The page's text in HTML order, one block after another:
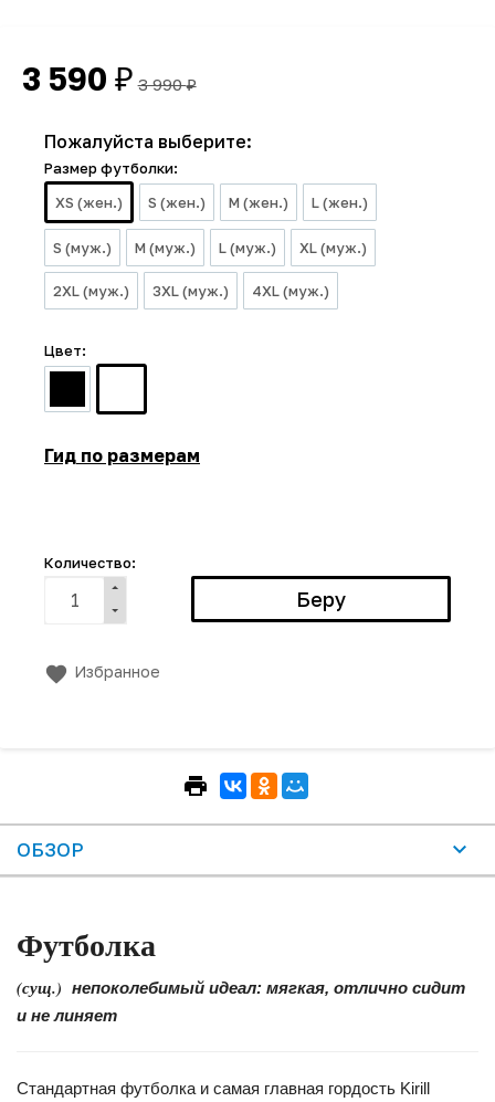
3 590 ₽ 3 990₽
Пожалуйста выберите:
Размер футболки:
XS (жен.)
S (жен.) M (жен.) L (жен.)
S (муж.) M (муж.) L (муж.) XL (муж.)
2XL (муж.) 3XL (муж.) 4XL (муж.)
Цвет:
Гид по размерам
Количество:
Избранное
ОБЗОР
Футболка
(сущ.) непоколебимый идеал: мягкая, отлично сидит
и не линяет
Стандартная футболка и самая главная гордость Kirill